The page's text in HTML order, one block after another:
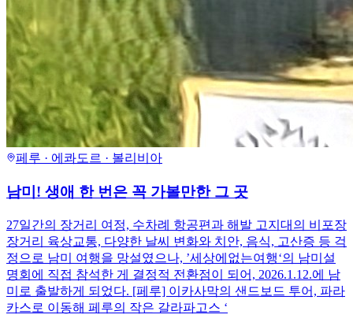
페루 · 에콰도르 · 볼리비아
남미! 생애 한 번은 꼭 가볼만한 그 곳
27일간의 장거리 여정, 수차례 항공편과 해발 고지대의 비포장
장거리 육상교통, 다양한 날씨 변화와 치안, 음식, 고산증 등 걱
정으로 남미 여행을 망설였으나, ’세상에없는여행‘의 남미설
명회에 직접 참석한 게 결정적 전환점이 되어, 2026.1.12.에 남
미로 출발하게 되었다. [페루] 이카사막의 샌드보드 투어, 파라
카스로 이동해 페루의 작은 갈라파고스 ‘